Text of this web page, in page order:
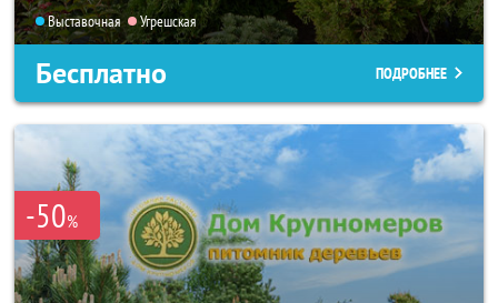
Выставочная Угрешская
Бесплатно ПОДРОБНЕЕ
-50%